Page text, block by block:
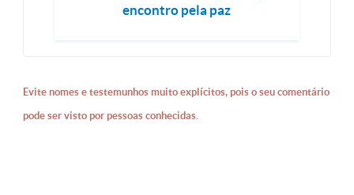
encontro pela paz
Evite nomes e testemunhos muito explícitos, pois o seu comentário
pode ser visto por pessoas conhecidas.